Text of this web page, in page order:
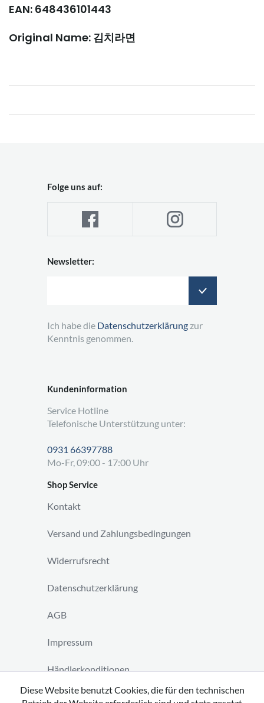
EAN: 648436101443
Original Name: 김치라면
Kundeninformation
Service Hotline
Telefonische Unterstützung unter:
0931 66397788
Mo-Fr, 09:00 - 17:00 Uhr
Shop Service
Kontakt
Versand und Zahlungsbedingungen
Widerrufsrecht
Datenschutzerklärung
AGB
Impressum
Händlerkonditionen
Vertrag widerrufen
Folge uns auf:
Newsletter:
Ich habe die Datenschutzerklärung zur
Kenntnis genommen.
Diese Website benutzt Cookies, die für den technischen